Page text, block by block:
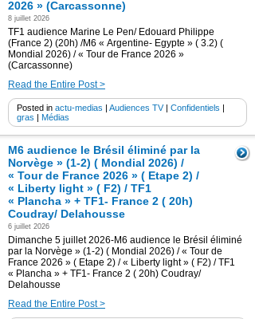
2026 » (Carcassonne)
8 juillet 2026
TF1 audience Marine Le Pen/ Edouard Philippe
(France 2) (20h) /M6 « Argentine- Egypte » ( 3.2) (
Mondial 2026) / « Tour de France 2026 »
(Carcassonne)
Read the Entire Post >
Posted in actu-medias | Audiences TV| Confidentiels |
gras | Médias
M6 audience le Brésil éliminé par la
Norvège » (1-2) ( Mondial 2026) /
« Tour de France 2026 » ( Etape 2) /
« Liberty light » ( F2) / TF1
« Plancha » + TF1- France 2 ( 20h)
Coudray/ Delahousse
6 juillet 2026
Dimanche 5 juillet 2026-M6 audience le Brésil éliminé
par la Norvège » (1-2) ( Mondial 2026) / « Tour de
France 2026 » ( Etape 2) / « Liberty light » ( F2) / TF1
« Plancha » + TF1- France 2 ( 20h) Coudray/
Delahousse
Read the Entire Post >